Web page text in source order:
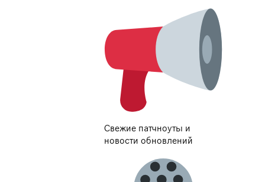
Свежие патчноуты и
новости обновлений